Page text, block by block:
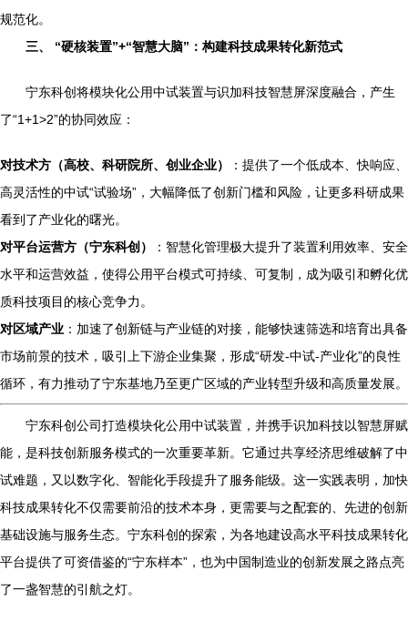
规范化。
三、 “硬核装置”+“智慧大脑”：构建科技成果转化新范式
宁东科创将模块化公用中试装置与识加科技智慧屏深度融合，产生
了“1+1>2”的协同效应：
对技术方（高校、科研院所、创业企业）
：提供了一个低成本、快响应、
高灵活性的中试“试验场”，大幅降低了创新门槛和风险，让更多科研成果
看到了产业化的曙光。
对平台运营方（宁东科创）
：智慧化管理极大提升了装置利用效率、安全
水平和运营效益，使得公用平台模式可持续、可复制，成为吸引和孵化优
质科技项目的核心竞争力。
对区域产业 ：加速了创新链与产业链的对接，能够快速筛选和培育出具备
市场前景的技术，吸引上下游企业集聚，形成“研发-中试-产业化”的良性
循环，有力推动了宁东基地乃至更广区域的产业转型升级和高质量发展。
宁东科创公司打造模块化公用中试装置，并携手识加科技以智慧屏赋
能，是科技创新服务模式的一次重要革新。它通过共享经济思维破解了中
试难题，又以数字化、智能化手段提升了服务能级。这一实践表明，加快
科技成果转化不仅需要前沿的技术本身，更需要与之配套的、先进的创新
基础设施与服务生态。宁东科创的探索，为各地建设高水平科技成果转化
平台提供了可资借鉴的“宁东样本”，也为中国制造业的创新发展之路点亮
了一盏智慧的引航之灯。